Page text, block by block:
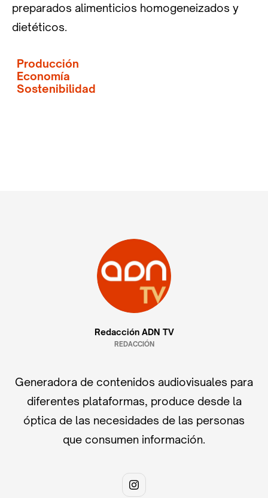
preparados alimenticios homogeneizados y
dietéticos.
Producción
Economía
Sostenibilidad
Redacción ADN TV
REDACCIÓN
Generadora de contenidos audiovisuales para
diferentes plataformas, produce desde la
óptica de las necesidades de las personas
que consumen información.